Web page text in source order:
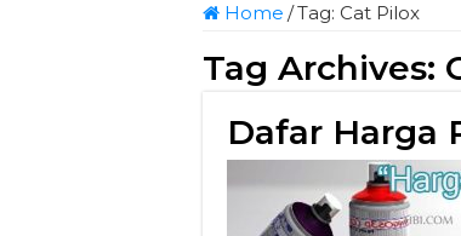
Home /Tag: Cat Pilox
Tag Archives:
Dafar Harga